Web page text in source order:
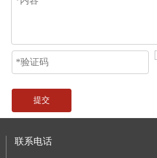
提交
联系电话